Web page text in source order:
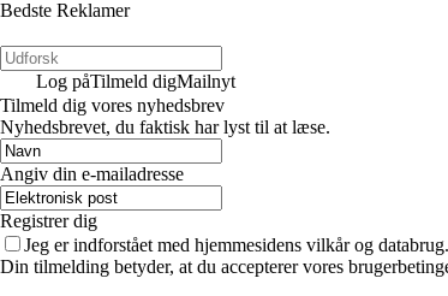
Bedste Reklamer
Log påTilmeld digMailnyt
Tilmeld dig vores nyhedsbrev
Nyhedsbrevet, du faktisk har lyst til at læse.
Angiv din e-mailadresse
Registrer dig
Jeg er indforstået med hjemmesidens vilkår og databrug.
Din tilmelding betyder, at du accepterer vores